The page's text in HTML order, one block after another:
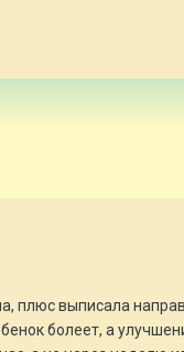
плюс выписала
болеет, а